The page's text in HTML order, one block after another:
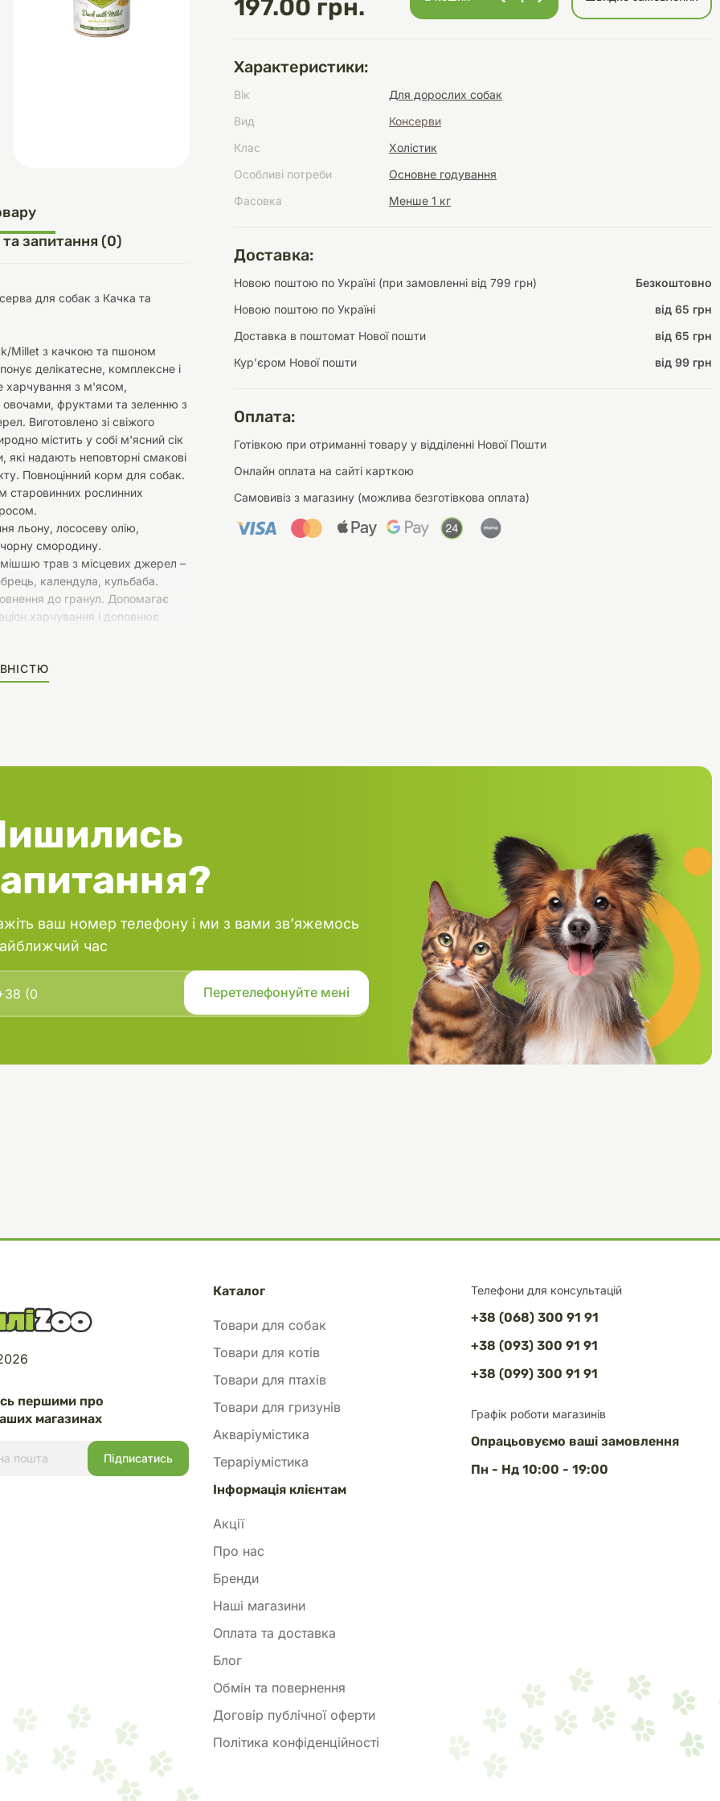
догляду
та аскесуари
Інструменти для
Амуніція
Обігрівачі Освітлення
197.00 грн.
Характеристики:
Вік
Для дорослих собак
Вид
Консерви
Клас
Холістик
Особливі потреби
Основне годування
Фасовка
Менше 1 кг
Доставка:
Новою поштою по Україні (при замовленні від 799 грн)
Безкоштовно
Новою поштою по Україні
від 65 грн
Доставка в поштомат Нової пошти
від 65 грн
Курʼєром Нової пошти
від 99 грн
Оплата:
Готівкою при отриманні товару у відділенні Нової Пошти
Онлайн оплата на сайті карткою
Самовивіз з магазину (можлива безготівкова оплата)
та запитання (0)
для собак з Качка та
Millet з качкою та пшоном
делікатесне, комплексне і
харчування з м'ясом,
фруктами та зеленню з
Виготовлено зі свіжого
містить у собі м'ясний сік
які надають неповторні смакові
Повноцінний корм для собак.
старовинних рослинних
льону, лососеву олію,
чорну смородину.
трав з місцевих джерел –
календула, кульбаба.
до гранул. Допомагає
харчування і доповнює
– БЕЗ БАРВНИКІВ
ваш номер телефону і ми з вами зв’яжемось
час
Телефони для консультацій
+38 (068) 300 91 91
+38 (093) 300 91 91
+38 (099) 300 91 91
Графік роботи магазинів
Опрацьовуємо ваші замовлення
Пн - Нд 10:00 - 19:00
першими про
магазинах
Каталог
Товари для собак
Товари для котів
Товари для птахів
Товари для гризунів
Акваріумістика
Тераріумістика
Інформація клієнтам
Акції
Про нас
Бренди
Наші магазини
Оплата та доставка
Блог
Обмін та повернення
Договір публічної оферти
Політика конфіденційності